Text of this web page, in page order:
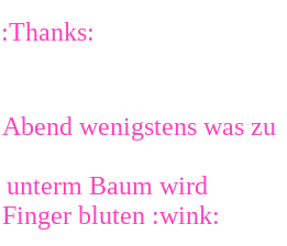
wenigstens was zu
unterm Baum wird
bluten :wink: